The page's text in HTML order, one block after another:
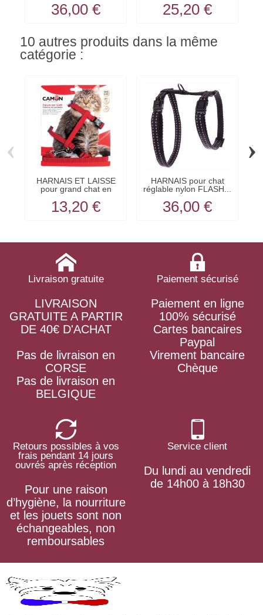
36,00 € 25,20 €
10 autres produits dans la même
catégorie :
HARNAIS ET LAISSE
pour grand chat en
13,20 €
HARNAIS pour chat
réglable nylon FLASH...
36,00 €
‹ ›
Livraison gratuite
LIVRAISON
GRATUITE A PARTIR
DE 40€ D'ACHAT
Pas de livraison en
CORSE
Pas de livraison en
BELGIQUE
Paiement sécurisé
Paiement en ligne
100% sécurisé
Cartes bancaires
Paypal
Virement bancaire
Chèque
Retours possibles à vos
frais pendant 14 jours
ouvrés après réception
Pour une raison
d’hygiène, la nourriture
et les jouets sont non
échangeables, non
remboursables
Service client
Du lundi au vendredi
de 14h00 à 18h30